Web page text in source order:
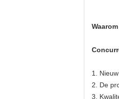
1.
2. De
3.